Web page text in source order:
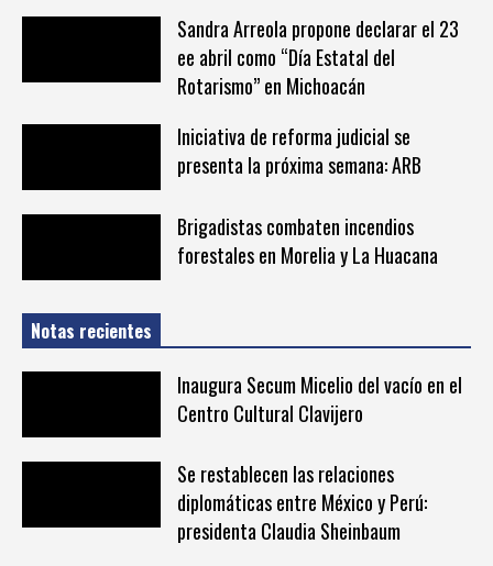
Sandra Arreola propone declarar el 23
ee abril como “Día Estatal del
Rotarismo” en Michoacán
Iniciativa de reforma judicial se
presenta la próxima semana: ARB
Brigadistas combaten incendios
forestales en Morelia y La Huacana
Notas recientes
Inaugura Secum Micelio del vacío en el
Centro Cultural Clavijero
Se restablecen las relaciones
diplomáticas entre México y Perú:
presidenta Claudia Sheinbaum